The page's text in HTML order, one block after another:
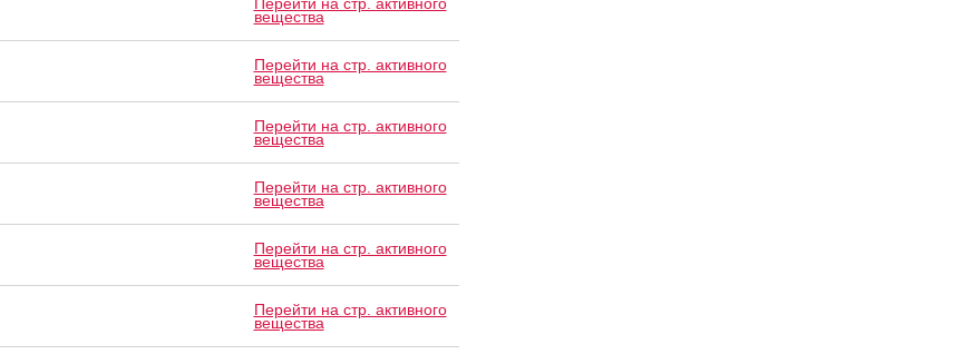
Перейти на стр. активного
вещества
Перейти на стр. активного
вещества
Перейти на стр. активного
вещества
Перейти на стр. активного
вещества
Перейти на стр. активного
вещества
Перейти на стр. активного
вещества